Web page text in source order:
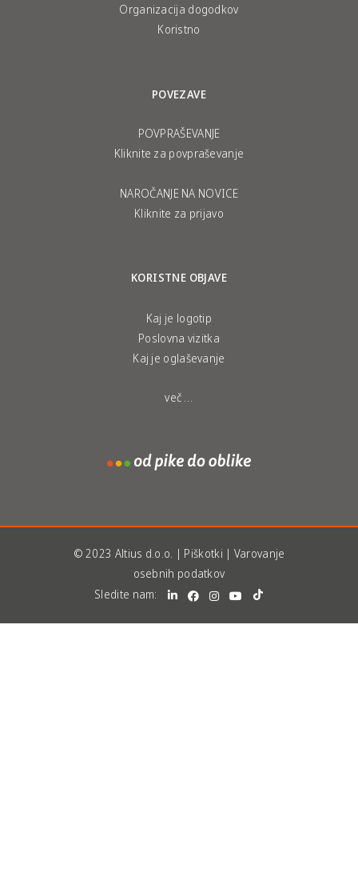
Organizacija dogodkov
Koristno
POVEZAVE
POVPRAŠEVANJE
Kliknite za povpraševanje
NAROČANJE NA NOVICE
Kliknite za prijavo
KORISTNE OBJAVE
Kaj je logotip
Poslovna vizitka
Kaj je oglaševanje
več …
© 2023 Altius d.o.o. | Piškotki | Varovanje
osebnih podatkov
Sledite nam: